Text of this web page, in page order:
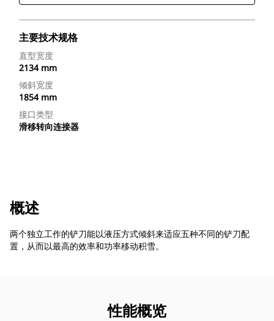
主要技术规格
直型宽度
2134 mm
倾斜宽度
1854 mm
接口类型
滑移转向连接器
概述
两个独立工作的铲刀能以液压方式倾斜来适应五种不同的铲刀配
置，从而以最高的效率和功率移动积雪。
性能概览